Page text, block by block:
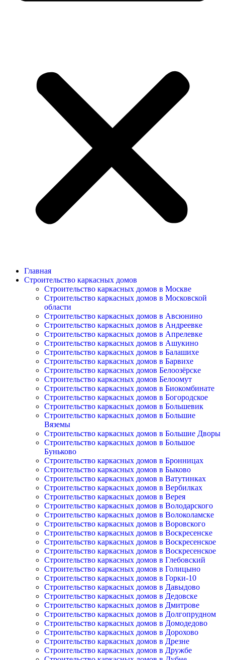
Главная
Строительство каркасных домов
Строительство каркасных домов в Москве
Строительство каркасных домов в Московской
области
Строительство каркасных домов в Авсюнино
Строительство каркасных домов в Андреевке
Строительство каркасных домов в Апрелевке
Строительство каркасных домов в Ашукино
Строительство каркасных домов в Балашихе
Строительство каркасных домов в Барвихе
Строительство каркасных домов Белоозёрске
Строительство каркасных домов Белоомут
Строительство каркасных домов в Биокомбинате
Строительство каркасных домов в Богородское
Строительство каркасных домов в Большевик
Строительство каркасных домов в Большие
Вяземы
Строительство каркасных домов в Большие Дворы
Строительство каркасных домов в Большое
Буньково
Строительство каркасных домов в Бронницах
Строительство каркасных домов в Быково
Строительство каркасных домов в Ватутинках
Строительство каркасных домов в Вербилках
Строительство каркасных домов в Верея
Строительство каркасных домов в Володарского
Строительство каркасных домов в Волоколамске
Строительство каркасных домов в Воровского
Строительство каркасных домов в Воскресенске
Строительство каркасных домов в Воскресенское
Строительство каркасных домов в Воскресенское
Строительство каркасных домов в Глебовский
Строительство каркасных домов в Голицыно
Строительство каркасных домов в Горки-10
Строительство каркасных домов в Давыдово
Строительство каркасных домов в Дедовске
Строительство каркасных домов в Дмитрове
Строительство каркасных домов в Долгопрудном
Строительство каркасных домов в Домодедово
Строительство каркасных домов в Дорохово
Строительство каркасных домов в Дрезне
Строительство каркасных домов в Дружбе